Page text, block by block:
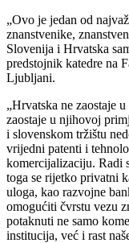
„Ovo je jedan od
znanstvenike,
Slovenija i Hrvatska
predstojnik katedre na
Ljubljani.
„Hrvatska ne zaostaje
zaostaje u njihovoj
i slovenskom tržištu
vrijedni patenti i
komercijalizaciju. Radi
toga se rijetko privatni
uloga, kao razvojne
omogućiti čvrstu vezu
potaknuti ne samo
institucija, već i rast